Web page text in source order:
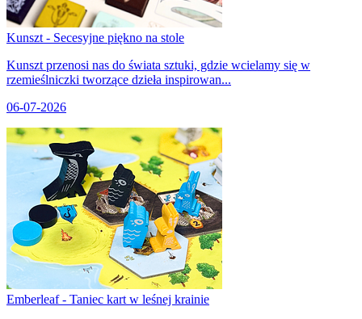
Kunszt - Secesyjne piękno na stole
Kunszt przenosi nas do świata sztuki, gdzie wcielamy się w
rzemieślniczki tworzące dzieła inspirowan...
06-07-2026
Emberleaf - Taniec kart w leśnej krainie